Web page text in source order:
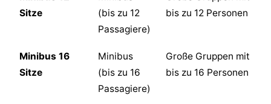
Sitze
(bis zu 12
Passagiere)
bis zu 12 Personen
Minibus 16
Sitze
Minibus
(bis zu 16
Passagiere)
Große Gruppen mit
bis zu 16 Personen